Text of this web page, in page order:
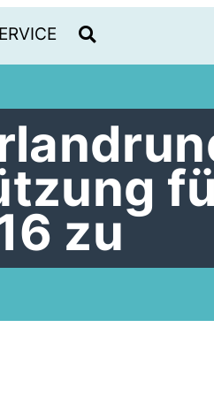
zu